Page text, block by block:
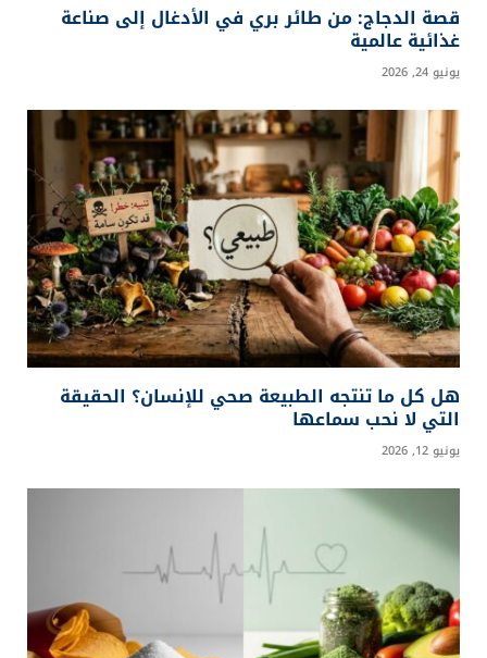
قصة الدجاج: من طائر بري في الأدغال إلى صناعة
غذائية عالمية
يونيو 24, 2026
هل كل ما تنتجه الطبيعة صحي للإنسان؟ الحقيقة
التي لا نحب سماعها
يونيو 12, 2026